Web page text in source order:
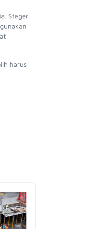
Steger
harus